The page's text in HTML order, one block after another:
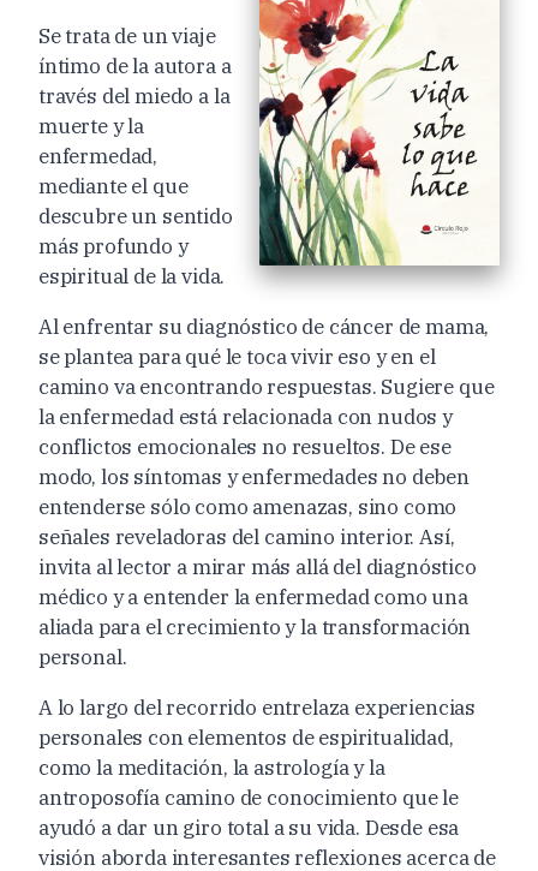
Se trata de un viaje
íntimo de la autora a
través del miedo a la
muerte y la
enfermedad,
mediante el que
descubre un sentido
más profundo y
espiritual de la vida.
Al enfrentar su diagnóstico de cáncer de mama,
se plantea para qué le toca vivir eso y en el
camino va encontrando respuestas. Sugiere que
la enfermedad está relacionada con nudos y
conflictos emocionales no resueltos. De ese
modo, los síntomas y enfermedades no deben
entenderse sólo como amenazas, sino como
señales reveladoras del camino interior. Así,
invita al lector a mirar más allá del diagnóstico
médico y a entender la enfermedad como una
aliada para el crecimiento y la transformación
personal.
A lo largo del recorrido entrelaza experiencias
personales con elementos de espiritualidad,
como la meditación, la astrología y la
antroposofía camino de conocimiento que le
ayudó a dar un giro total a su vida. Desde esa
visión aborda interesantes reflexiones acerca de